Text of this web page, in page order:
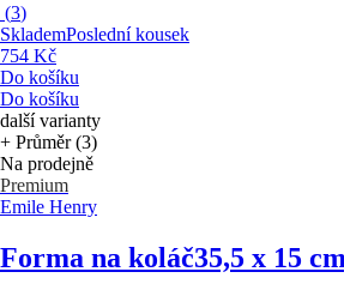
(3)
SklademPoslední kousek
754 Kč
Do košíku
Do košíku
další varianty
+ Průměr (3)
Na prodejně
Premium
Emile Henry
Forma na koláč35,5 x 15